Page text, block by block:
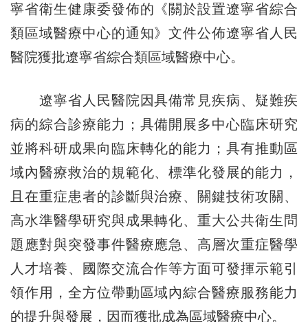
寧省衛生健康委發佈的《關於設置遼寧省綜合
類區域醫療中心的通知》文件公佈遼寧省人民
醫院獲批遼寧省綜合類區域醫療中心。
遼寧省人民醫院因具備常見疾病、疑難疾
病的綜合診療能力；具備開展多中心臨床研究
並將科研成果向臨床轉化的能力；具有推動區
域內醫療救治的規範化、標準化發展的能力，
且在重症患者的診斷與治療、關鍵技術攻關、
高水準醫學研究與成果轉化、重大公共衛生問
題應對與突發事件醫療應急、高層次重症醫學
人才培養、國際交流合作等方面可發揮示範引
領作用，全方位帶動區域內綜合醫療服務能力
的提升與發展，因而獲批成為區域醫療中心。